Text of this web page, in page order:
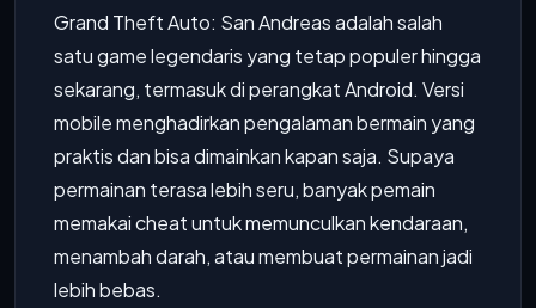
Grand Theft Auto: San Andreas adalah salah
satu game legendaris yang tetap populer hingga
sekarang, termasuk di perangkat Android. Versi
mobile menghadirkan pengalaman bermain yang
praktis dan bisa dimainkan kapan saja. Supaya
permainan terasa lebih seru, banyak pemain
memakai cheat untuk memunculkan kendaraan,
menambah darah, atau membuat permainan jadi
lebih bebas.